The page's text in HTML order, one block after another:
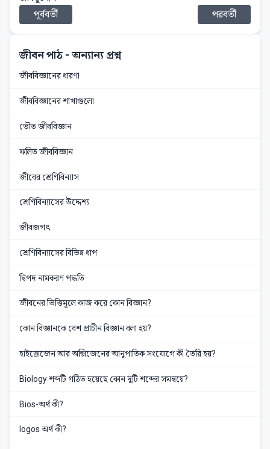
পূর্ববর্তী
পরবর্তী
জীবন পাঠ- অন্যান্য প্রশ্ন
জীববিজ্ঞানের ধারণা
জীববিজ্ঞানের শাখাগুলো
ভৌত জীববিজ্ঞান
ফলিত জীববিজ্ঞান
জীবের শ্রেণিবিন্যাস
শ্রেণিবিন্যাসের উদ্দেশ্য
জীবজগৎ
শ্রেণিবিন্যাসের বিভিন্ন ধাপ
দ্বিপদ নামকরণ পদ্ধতি
জীবনের ভিত্তিমূলে কাজ করে কোন বিজ্ঞান?
কোন বিজ্ঞানকে বেশ প্রাচীন বিজ্ঞান বলা হয়?
হাইড্রোজেন আর অক্সিজেনের আনুপাতিক সংযোগে কী তৈরি হয়?
Biology শব্দটি গঠিত হয়েছে কোন দুটি শব্দের সমন্বয়ে?
Bios-অর্থ কী?
logos অর্থ কী?